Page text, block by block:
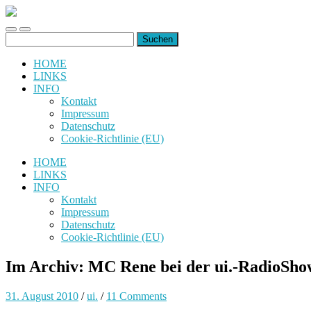
uiuiuiuiuiuiui.de
Toggle
mobile
Toggle
search
nach:
HOME
LINKS
INFO
Kontakt
Impressum
Datenschutz
Cookie-Richtlinie (EU)
HOME
LINKS
INFO
Kontakt
Impressum
Datenschutz
Cookie-Richtlinie (EU)
Im Archiv: MC Rene bei der ui.-
31. August 2010 /ui. / 11 Comments